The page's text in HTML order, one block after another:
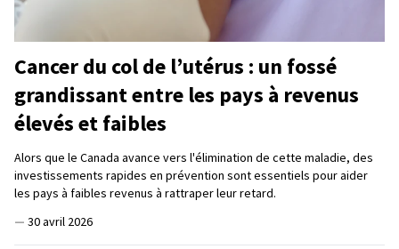
Cancer du col de l’utérus : un fossé
grandissant entre les pays à revenus
élevés et faibles
Alors que le Canada avance vers l'élimination de cette maladie, des
investissements rapides en prévention sont essentiels pour aider
les pays à faibles revenus à rattraper leur retard.
— 30 avril 2026